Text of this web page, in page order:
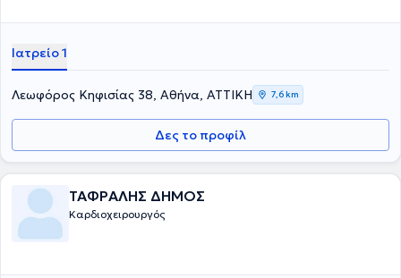
Ιατρείο 1
Λεωφόρος Κηφισίας 38, Αθήνα, ΑΤΤΙΚΗ 7,6 km
Δες το προφίλ
ΤΑΦΡΑΛΗΣ ΔΗΜΟΣ
Καρδιοχειρουργός